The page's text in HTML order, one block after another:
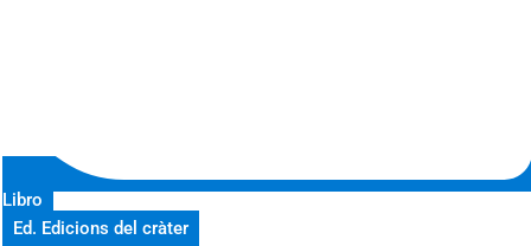
Libro
Ed. Edicions del cràter